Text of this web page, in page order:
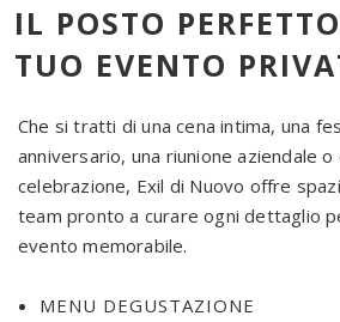
IL POSTO
TUO EVENTO
Che si tratti di una cena intima, una
anniversario, una riunione aziendale o
celebrazione, Exil di Nuovo offre
team pronto a curare ogni dettaglio
evento memorabile.
MENU DEGUSTAZIONE